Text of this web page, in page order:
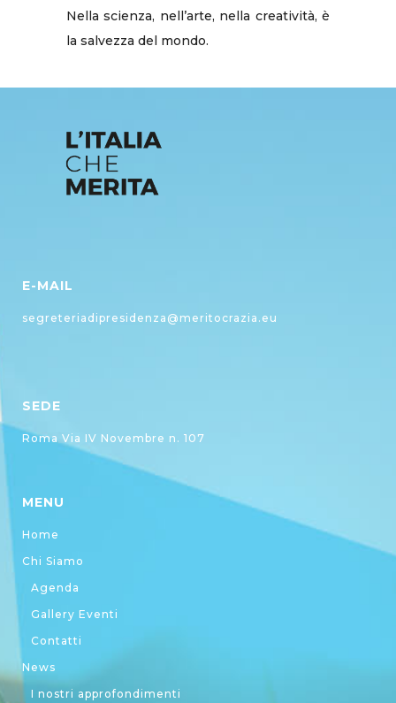
Nella scienza, nell’arte, nella creatività, è
la salvezza del mondo.
E-MAIL
segreteriadipresidenza@meritocrazia.eu
SEDE
Roma Via IV Novembre n. 107
MENU
Home
Chi Siamo
Agenda
Gallery Eventi
Contatti
News
I nostri approfondimenti